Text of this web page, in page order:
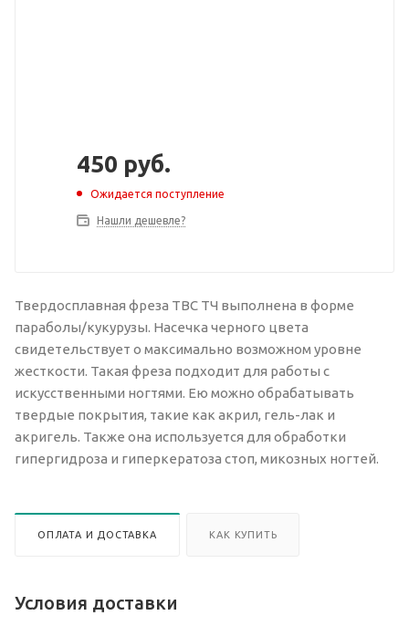
450 руб.
Ожидается поступление
Нашли дешевле?
Твердосплавная фреза ТВС ТЧ выполнена в форме
параболы/кукурузы. Насечка черного цвета
свидетельствует о максимально возможном уровне
жесткости. Такая фреза подходит для работы с
искусственными ногтями. Ею можно обрабатывать
твердые покрытия, такие как акрил, гель-лак и
акригель. Также она используется для обработки
гипергидроза и гиперкератоза стоп, микозных ногтей.
ОПЛАТА И ДОСТАВКА КАК КУПИТЬ
Условия доставки